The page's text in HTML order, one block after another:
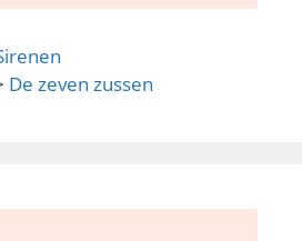
De zeven zussen